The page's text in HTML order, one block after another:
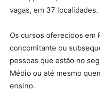
vagas, em 37 localidades.
Os cursos oferecidos em
concomitante ou
pessoas que estão no
Médio ou até mesmo
ensino.